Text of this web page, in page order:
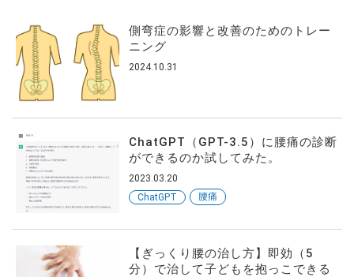
側弯症の影響と改善のためのトレー
ニング
2024.10.31
ChatGPT（GPT-3.5）に腰痛の診断
ができるのか試してみた。
2023.03.20
ChatGPT
腰痛
【ぎっくり腰の治し方】即効（5
分）で治して子どもを抱っこできる